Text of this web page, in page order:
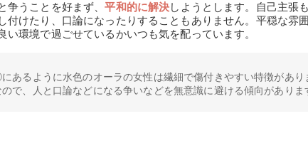
争うことを好まず、平和的に解決しようとします。自己主張
付けたり、口論になったりすることもありません。平穏な雰
い環境で過ごせているかいつも気を配っています。
あるように水色のオーラの女性は繊細で傷付きやすい特徴があり
ので、人と口論などになる争いなどを無意識に避ける傾向がありま